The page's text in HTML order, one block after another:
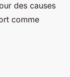
des causes
comme